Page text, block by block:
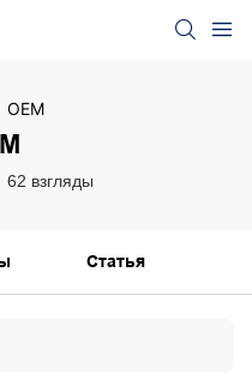
OEM
62 взгляды
Статья